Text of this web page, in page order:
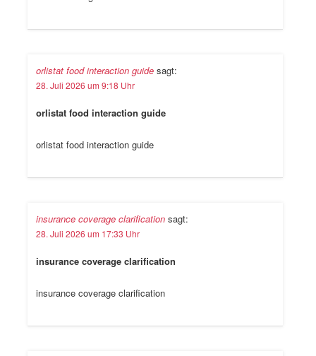
orlistat food interaction guide sagt:
28. Juli 2026 um 9:18 Uhr
orlistat food interaction guide
orlistat food interaction guide
insurance coverage clarification sagt:
28. Juli 2026 um 17:33 Uhr
insurance coverage clarification
insurance coverage clarification